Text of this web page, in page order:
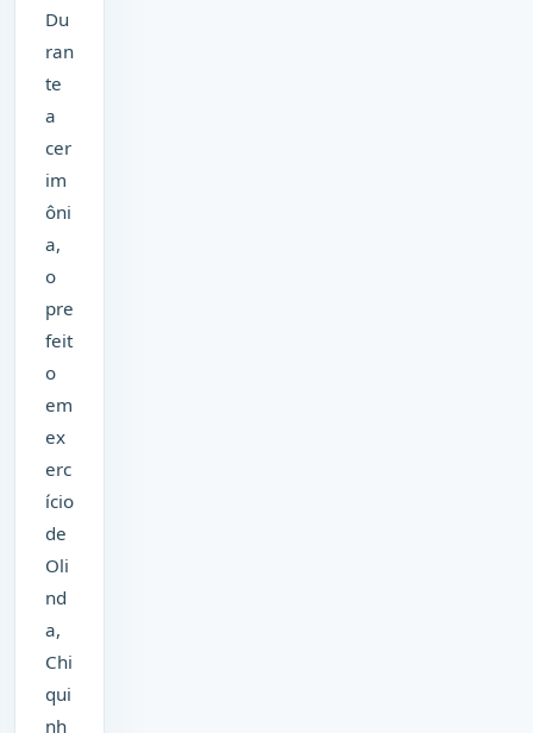
Du
ran
te
a
cer
im
ôni
a,
o
pre
feit
o
em
ex
erc
ício
de
Oli
nd
a,
Chi
qui
nh